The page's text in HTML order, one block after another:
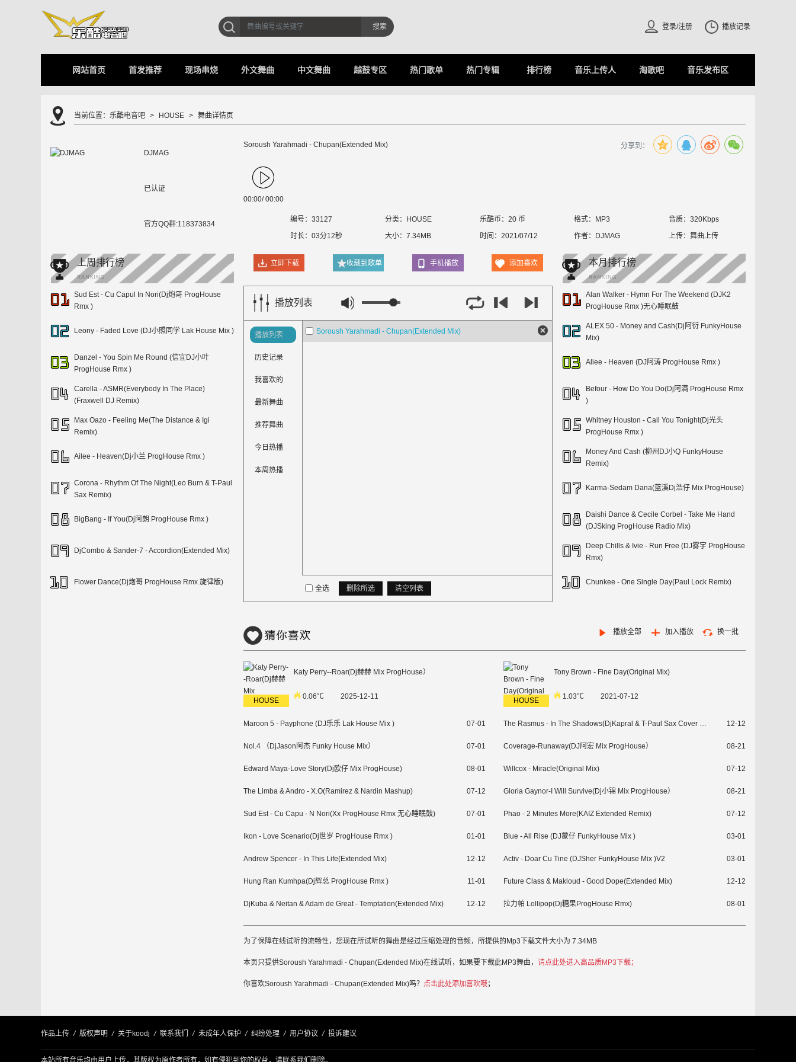
搜索 登录/注册 播放记录
网站首页 首发推荐 现场串烧 外文舞曲 中文舞曲 越鼓专区 热门歌单 热门专辑 排行榜 音乐上传人 淘歌吧 音乐发布区
当前位置： 乐酷电音吧 HOUSE 舞曲详情页
DJMAG
已认证
官方QQ群:118373834
Soroush Yarahmadi - Chupan(Extended Mix) 分享到：
00:00/00:00
编号：33127
时长：03分12秒
分类： HOUSE
大小：7.34MB
乐酷币：20 币
时间：2021/07/12
格式：MP3
作者： DJMAG
音质：320Kbps
上传：舞曲上传
上周排行榜
Sud Est - Cu Capul In Nori(Dj炮哥 ProgHouse
Rmx )
Leony - Faded Love (DJ小照同学 Lak House Mix )
Danzel - You Spin Me Round (信宜DJ小叶
ProgHouse Rmx )
Carella - ASMR(Everybody In The Place)
(Fraxwell DJ Remix)
Max Oazo - Feeling Me(The Distance & Igi
Remix)
Ailee - Heaven(Dj小兰 ProgHouse Rmx )
Corona - Rhythm Of The Night(Leo Burn & T-Paul
Sax Remix)
BigBang - If You(Dj阿朗 ProgHouse Rmx )
DjCombo & Sander-7 - Accordion(Extended Mix)
Flower Dance(Dj炮哥 ProgHouse Rmx 旋律版)
立即下载 收藏到歌单 手机播放 添加喜欢
播放列表
播放列表
历史记录
我喜欢的
最新舞曲
推荐舞曲
今日热播
本周热播
Soroush Yarahmadi - Chupan(Extended Mix)
全选 删除所选 清空列表
本月排行榜
Alan Walker - Hymn For The Weekend (DJK2
ProgHouse Rmx )无心睡眠鼓
ALEX 50 - Money and Cash(Dj阿衍 FunkyHouse
Mix)
Aliee - Heaven (DJ阿涛 ProgHouse Rmx )
Befour - How Do You Do(Dj阿满 ProgHouse Rmx
)
Whitney Houston - Call You Tonight(Dj光头
ProgHouse Rmx )
Money And Cash (柳州DJ小Q FunkyHouse
Remix)
Karma-Sedam Dana(蓝溪Dj浩仔 Mix ProgHouse)
Daishi Dance & Cecile Corbel - Take Me Hand
(DJSking ProgHouse Radio Mix)
Deep Chills & Ivie - Run Free (DJ雾宇 ProgHouse
Rmx)
Chunkee - One Single Day(Paul Lock Remix)
电
播放全部 加入播放 换一批
HOUSE
Katy Perry--Roar(Dj赫赫 Mix ProgHouse）
0.06℃ 2025-12-11
Maroon 5 - Payphone (DJ乐乐 Lak House Mix ) 07-01
Nol.4 （DjJason阿杰 Funky House Mix） 07-01
Edward Maya-Love Story(Dj欧仔 Mix ProgHouse) 08-01
The Limba & Andro - X.O(Ramirez & Nardin Mashup) 07-12
Sud Est - Cu Capu - N Nori(Xx ProgHouse Rmx 无心睡眠鼓) 07-01
Ikon - Love Scenario(Dj世岁 ProgHouse Rmx ) 01-01
Andrew Spencer - In This Life(Extended Mix) 12-12
Hung Ran Kumhpa(Dj辉总 ProgHouse Rmx ) 11-01
DjKuba & Neitan & Adam de Great - Temptation(Extended Mix) 12-12
HOUSE
Tony Brown - Fine Day(Original Mix)
1.03℃ 2021-07-12
12-12
Coverage-Runaway(DJ阿宏 Mix ProgHouse） 08-21
Willcox - Miracle(Original Mix) 07-12
Gloria Gaynor-I Will Survive(Dj小锦 Mix ProgHouse） 08-21
Phao - 2 Minutes More(KAIZ Extended Remix) 07-12
Blue - All Rise (DJ蒙仔 FunkyHouse Mix ) 03-01
Activ - Doar Cu Tine (DJSher FunkyHouse Mix )V2 03-01
Future Class & Makloud - Good Dope(Extended Mix) 12-12
拉力帕 Lollipop(Dj糖果ProgHouse Rmx) 08-01
为了保障在线试听的流畅性，您现在所试听的舞曲是经过压缩处理的音频，所提供的Mp3下载文件大小为 7.34MB
本页只提供Soroush Yarahmadi - Chupan(Extended Mix)在线试听，如果要下载此MP3舞曲， 请点此处进入高品质MP3下载；
你喜欢Soroush Yarahmadi - Chupan(Extended Mix)吗？ 点击此处添加喜欢哦；
作品上传 / 版权声明 / 关于koodj / 联系我们 / 未成年人保护 / 纠纷处理 / 用户协议 / 投诉建议
本站所有音乐均由用户上传，其版权为原作者所有，如有侵犯到你的权益，请联系我们删除。